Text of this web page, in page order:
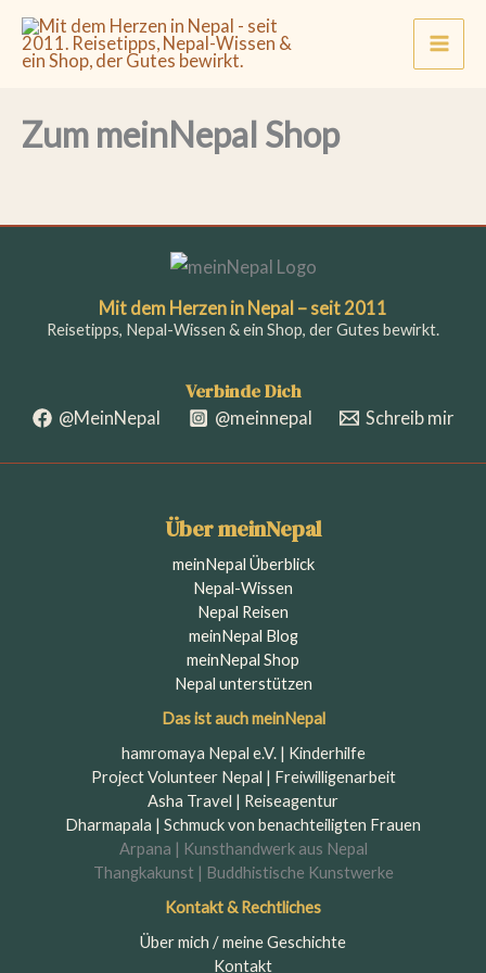
Zum
Inhalt
springen
Zum meinNepal Shop
Mit dem Herzen in Nepal – seit 2011
Reisetipps, Nepal-Wissen & ein Shop, der Gutes bewirkt.
@MeinNepal @meinnepal Schreib mir
meinNepal Überblick
Nepal-Wissen
Nepal Reisen
meinNepal Blog
meinNepal Shop
Nepal unterstützen
Das ist auch meinNepal
hamromaya Nepal e.V. | Kinderhilfe
Project Volunteer Nepal | Freiwilligenarbeit
Asha Travel | Reiseagentur
Dharmapala | Schmuck von benachteiligten Frauen
Arpana | Kunsthandwerk aus Nepal
Thangkakunst | Buddhistische Kunstwerke
Kontakt & Rechtliches
Über mich / meine Geschichte
Kontakt